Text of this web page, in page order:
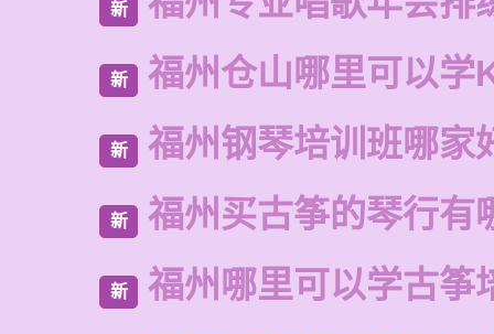
新
新 福州仓山哪里可以学
新 福州钢琴培训班哪家
新 福州买古筝的琴行有
新 福州哪里可以学古筝